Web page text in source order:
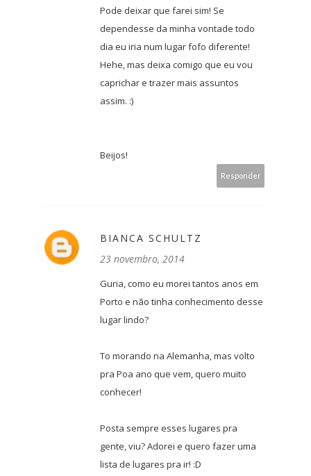
Pode deixar que farei sim! Se
dependesse da minha vontade todo
dia eu iria num lugar fofo diferente!
Hehe, mas deixa comigo que eu vou
caprichar e trazer mais assuntos
assim. :)
Beijos!
Responder
BIANCA SCHULTZ
23 novembro, 2014
Guria, como eu morei tantos anos em
Porto e não tinha conhecimento desse
lugar lindo?
To morando na Alemanha, mas volto
pra Poa ano que vem, quero muito
conhecer!
Posta sempre esses lugares pra
gente, viu? Adorei e quero fazer uma
lista de lugares pra ir! :D